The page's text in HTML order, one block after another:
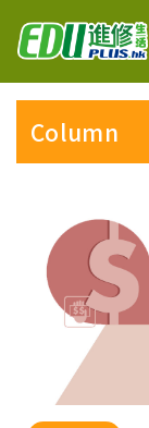
Column